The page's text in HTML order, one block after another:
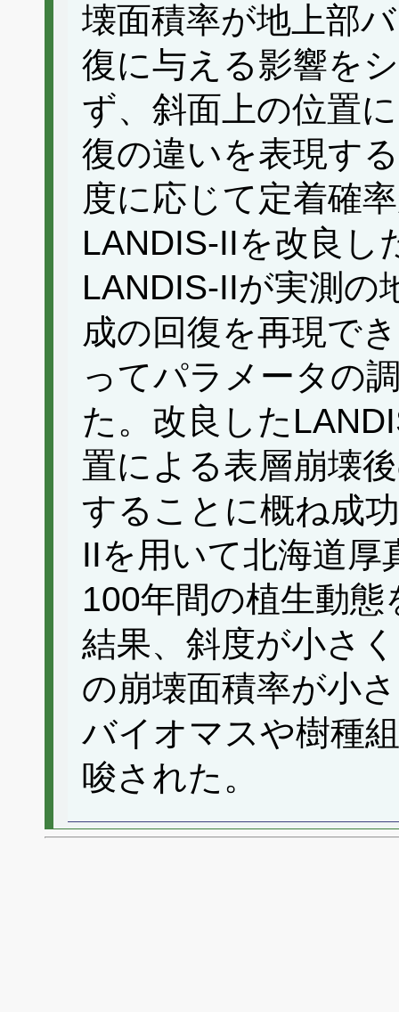
壊面積率が地上部
復に与える影響を
ず、斜面上の位置
復の違いを表現す
度に応じて定着確
LANDIS-IIを改良し
LANDIS-IIが実測の
成の回復を再現で
ってパラメータの
た。改良した
置による表層崩壊
することに概ね成
IIを用いて北海道厚
100年間の植生動
結果、斜度が小さ
の崩壊面積率が小
バイオマスや樹種
唆された。